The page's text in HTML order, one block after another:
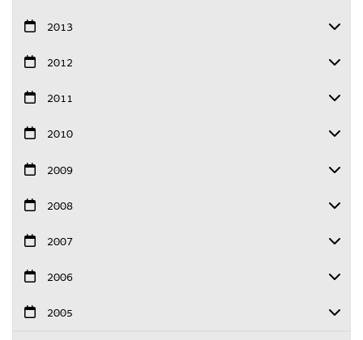
2013
2012
2011
2010
2009
2008
2007
2006
2005